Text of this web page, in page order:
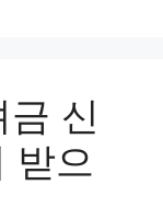
신
받으